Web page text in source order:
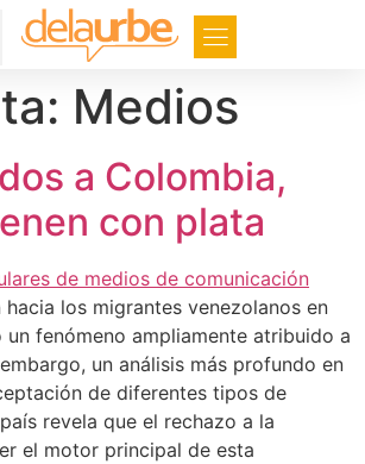
Medios
a Colombia,
con plata
los migrantes venezolanos en
un fenómeno ampliamente atribuido a
un análisis más profundo en
de diferentes tipos de
revela que el rechazo a la
el motor principal de esta